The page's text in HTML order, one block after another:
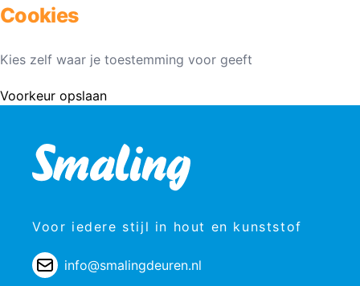
Cookies
Kies zelf waar je toestemming voor geeft
Voorkeur opslaan
Voor iedere stijl in hout en kunststof
info@smalingdeuren.nl